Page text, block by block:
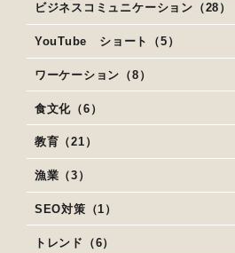
ビジネスコミュニケーション（28）
YouTube ショート（5）
ワーケーション（8）
食文化（6）
教育（21）
漁業（3）
SEO対策（1）
トレンド（6）